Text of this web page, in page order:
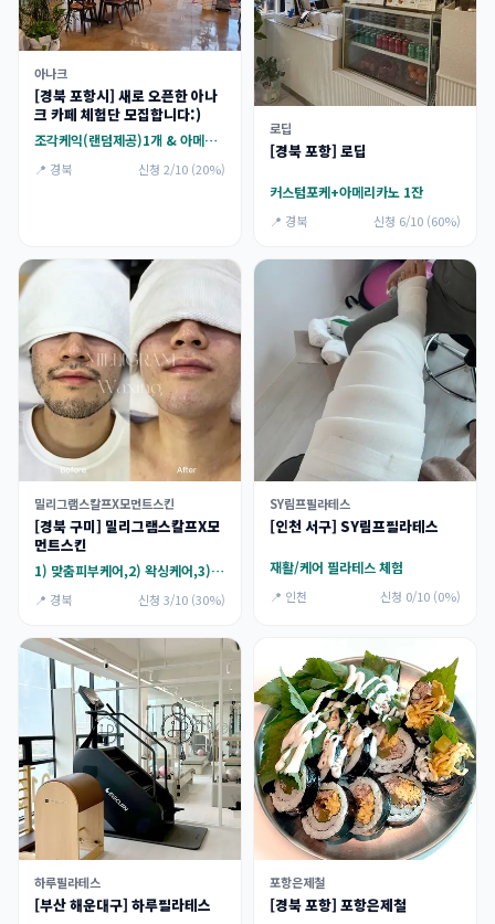
아나크
[경북 포항시] 새로 오픈한 아나
크 카페 체험단 모집합니다:)
조각케익(랜덤제공)1개 & 아메리카노 1잔
📍 경북 신청 2/10 (20%)
로딥
[경북 포항] 로딥
커스텀포케+아메리카노 1잔
📍 경북 신청 6/10 (60%)
밀리그램스칼프X모먼트스킨
[경북 구미] 밀리그램스칼프X모
먼트스킨
1) 맞춤피부케어,2) 왁싱케어,3) 미인점/두피문신,4) 슈가링(여자브왁가능)
📍 경북 신청 3/10 (30%)
SY림프필라테스
[인천 서구] SY림프필라테스
재활/케어 필라테스 체험
📍 인천 신청 0/10 (0%)
하루필라테스
[부산 해운대구] 하루필라테스
포항은제철
[경북 포항] 포항은제철